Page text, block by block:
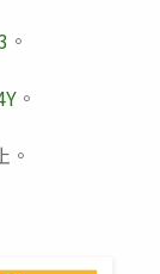
。
。
。